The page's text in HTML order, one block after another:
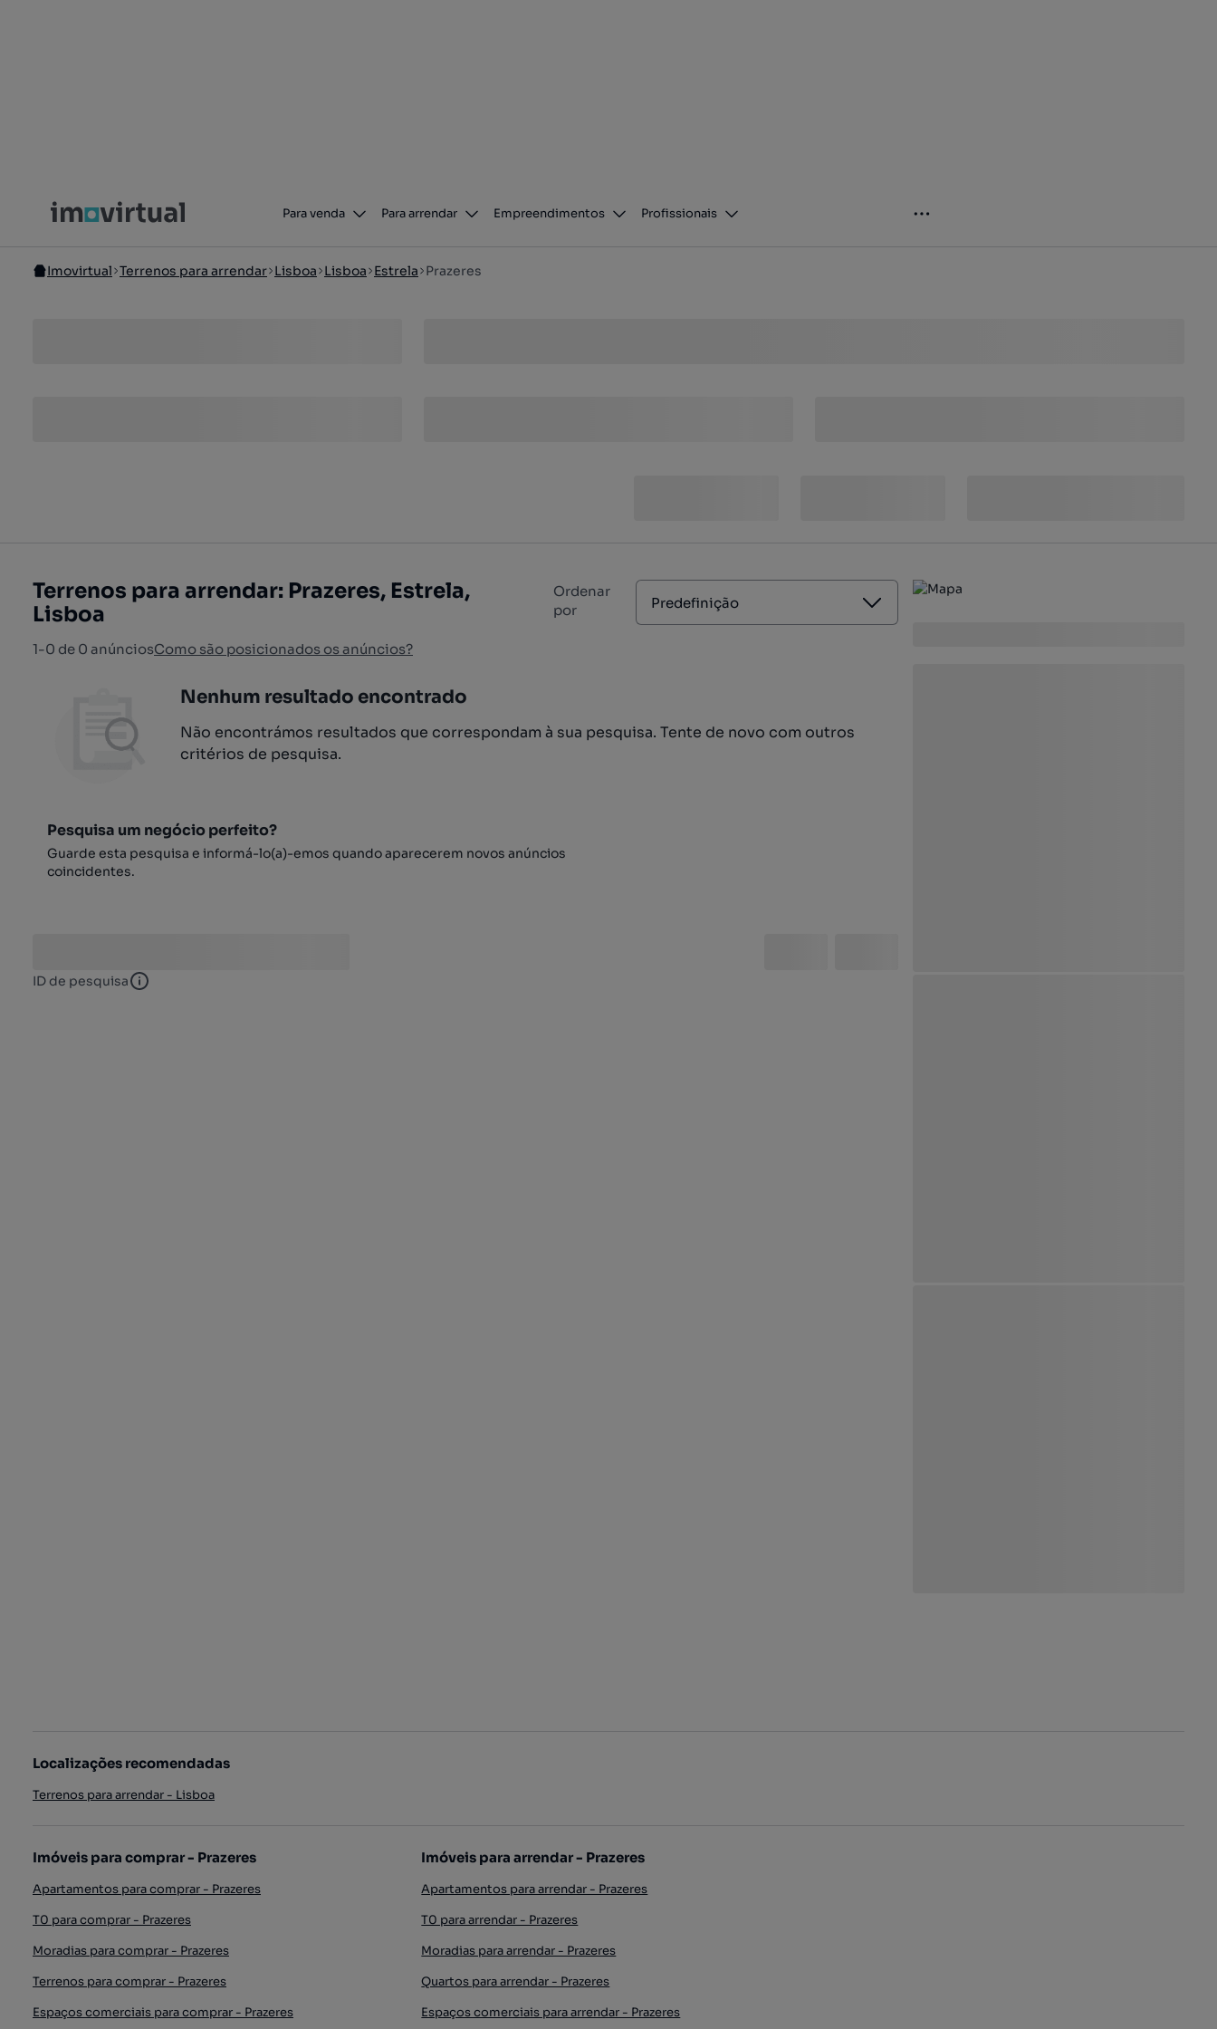
Para venda Para arrendar Empreendimentos Profissionais
Imovirtual Terrenos para arrendar Lisboa Lisboa Estrela Prazeres
Terrenos para arrendar: Prazeres, Estrela,
Lisboa
1-0 de 0 anúnciosComo são posicionados os anúncios?
Ordenar
por
Predefinição
Nenhum resultado encontrado
Não encontrámos resultados que correspondam à sua pesquisa. Tente de novo com outros
critérios de pesquisa.
Pesquisa um negócio perfeito?
Guarde esta pesquisa e informá-lo(a)-emos quando aparecerem novos anúncios
coincidentes.
ID de pesquisa ID de pesquisa
Localizações recomendadas
Terrenos para arrendar - Lisboa
Imóveis para comprar - Prazeres
Apartamentos para comprar - Prazeres
T0 para comprar - Prazeres
Moradias para comprar - Prazeres
Terrenos para comprar - Prazeres
Espaços comerciais para comprar - Prazeres
Imóveis para arrendar - Prazeres
Apartamentos para arrendar - Prazeres
T0 para arrendar - Prazeres
Moradias para arrendar - Prazeres
Quartos para arrendar - Prazeres
Espaços comerciais para arrendar - Prazeres